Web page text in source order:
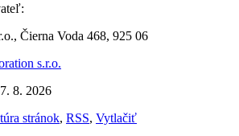
Čierna Voda 468, 925 06
s.r.o.
8. 2026
stránok, RSS, Vytlačiť